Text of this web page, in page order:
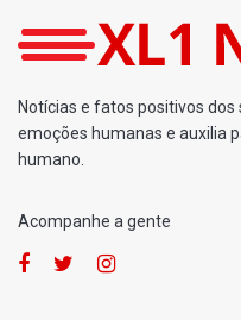
Notícias e fatos positivos
emoções humanas e auxilia
humano.
Acompanhe a gente